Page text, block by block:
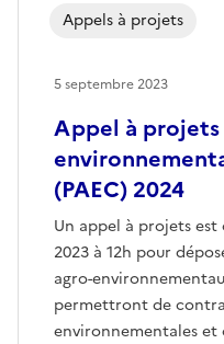
Appel à projets
(PAEC) 2024
Un appel à projets est
2023 à 12h pour
agro-
permettront de
environnementales et
Appels à projets
5 septembre 2023